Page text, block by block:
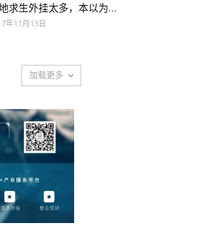
求生外挂太多，本以为...
年11月13日
加载更多